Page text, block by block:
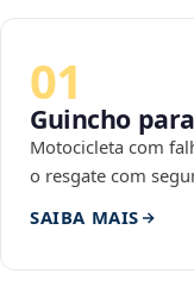
01
Guincho
Motocicleta com
o resgate com
SAIBA MAIS